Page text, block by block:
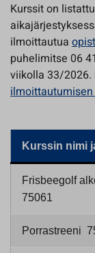
Kurssit on
ilmoittautua
puhelimitse 06
viikolla 33/
Kurssin nimi
Frisbeegolf
75061
Porrastreeni